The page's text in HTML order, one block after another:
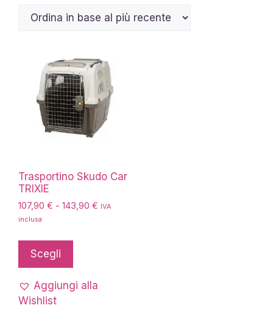
Trasportino Skudo Car
TRIXIE
107,90 € - 143,90 € Fascia
IVA
inclusa
Scegli
ha
più
Aggiungi alla
Wishlist